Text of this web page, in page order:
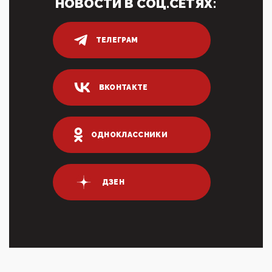
05:52, 10 Апреля 2026
80% сирийцев в ФРГ должны вернуться на родину.
Он это ...
04:47, 10 Апреля 2026
ИНН для переводов по СБП это первый шаг из
логических двухЗаполнение ИНН при любых
переводах по ...
03:35, 10 Апреля 2026
Суммарное вознаграждение менеджменту в 15
крупных банках по итогам 2025 года превысило 63
млрд руб. ...
Террорист и убийца Буданов вальяжно сообщил,
что союзники просили Киев не наносить удары по
энергети...
НОВОСТИ В СОЦ.СЕТЯХ:
ТЕЛЕГРАМ
ВКОНТАКТЕ
ОДНОКЛАССНИКИ
ДЗЕН